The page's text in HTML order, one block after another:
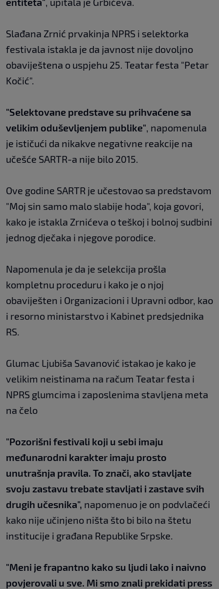
Slađana Zrnić prvakinja NPRS i selektorka
festivala istakla je da javnost nije dovoljno
obaviještena o uspjehu 25. Teatar festa "Petar
Kočić".
"Selektovane predstave su prihvaćene sa
velikim oduševljenjem publike", napomenula
je ističući da nikakve negativne reakcije na
učešće SARTR-a nije bilo 2015.
Ove godine SARTR je učestovao sa predstavom
"Moj sin samo malo slabije hoda", koja govori,
kako je istakla Zrnićeva o teškoj i bolnoj sudbini
jednog dječaka i njegove porodice.
Napomenula je da je selekcija prošla
kompletnu proceduru i kako je o njoj
obaviješten i Organizacioni i Upravni odbor, kao
i resorno ministarstvo i Kabinet predsjednika
RS.
Glumac Ljubiša Savanović istakao je kako je
velikim neistinama na račum Teatar festa i
NPRS glumcima i zaposlenima stavljena meta
na čelo
"Pozorišni festivali koji u sebi imaju
međunarodni karakter imaju prosto
unutrašnja pravila. To znači, ako stavljate
svoju zastavu trebate stavljati i zastave svih
drugih učesnika", napomenuo je on podvlačeći
kako nije učinjeno ništa što bi bilo na štetu
institucije i građana Republike Srpske.
"Meni je frapantno kako su ljudi lako i naivno
povjerovali u sve. Mi smo znali prekidati press